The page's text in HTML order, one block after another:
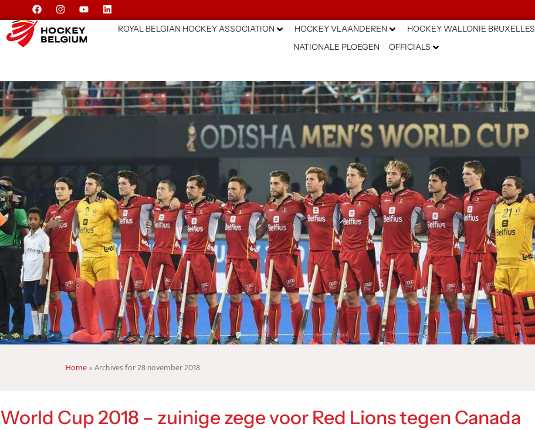
ROYAL BELGIAN HOCKEY ASSOCIATION HOCKEY VLAANDEREN HOCKEY WALLONIE BRUXELLES
NATIONALE PLOEGEN
OFFICIALS
Home»Archives for 28 november 2018
World Cup 2018 – zuinige zege voor Red Lions tegen Canada